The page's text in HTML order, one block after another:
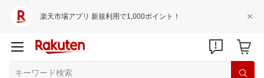
楽天市場アプリ 新規利用で1,000ポイント！